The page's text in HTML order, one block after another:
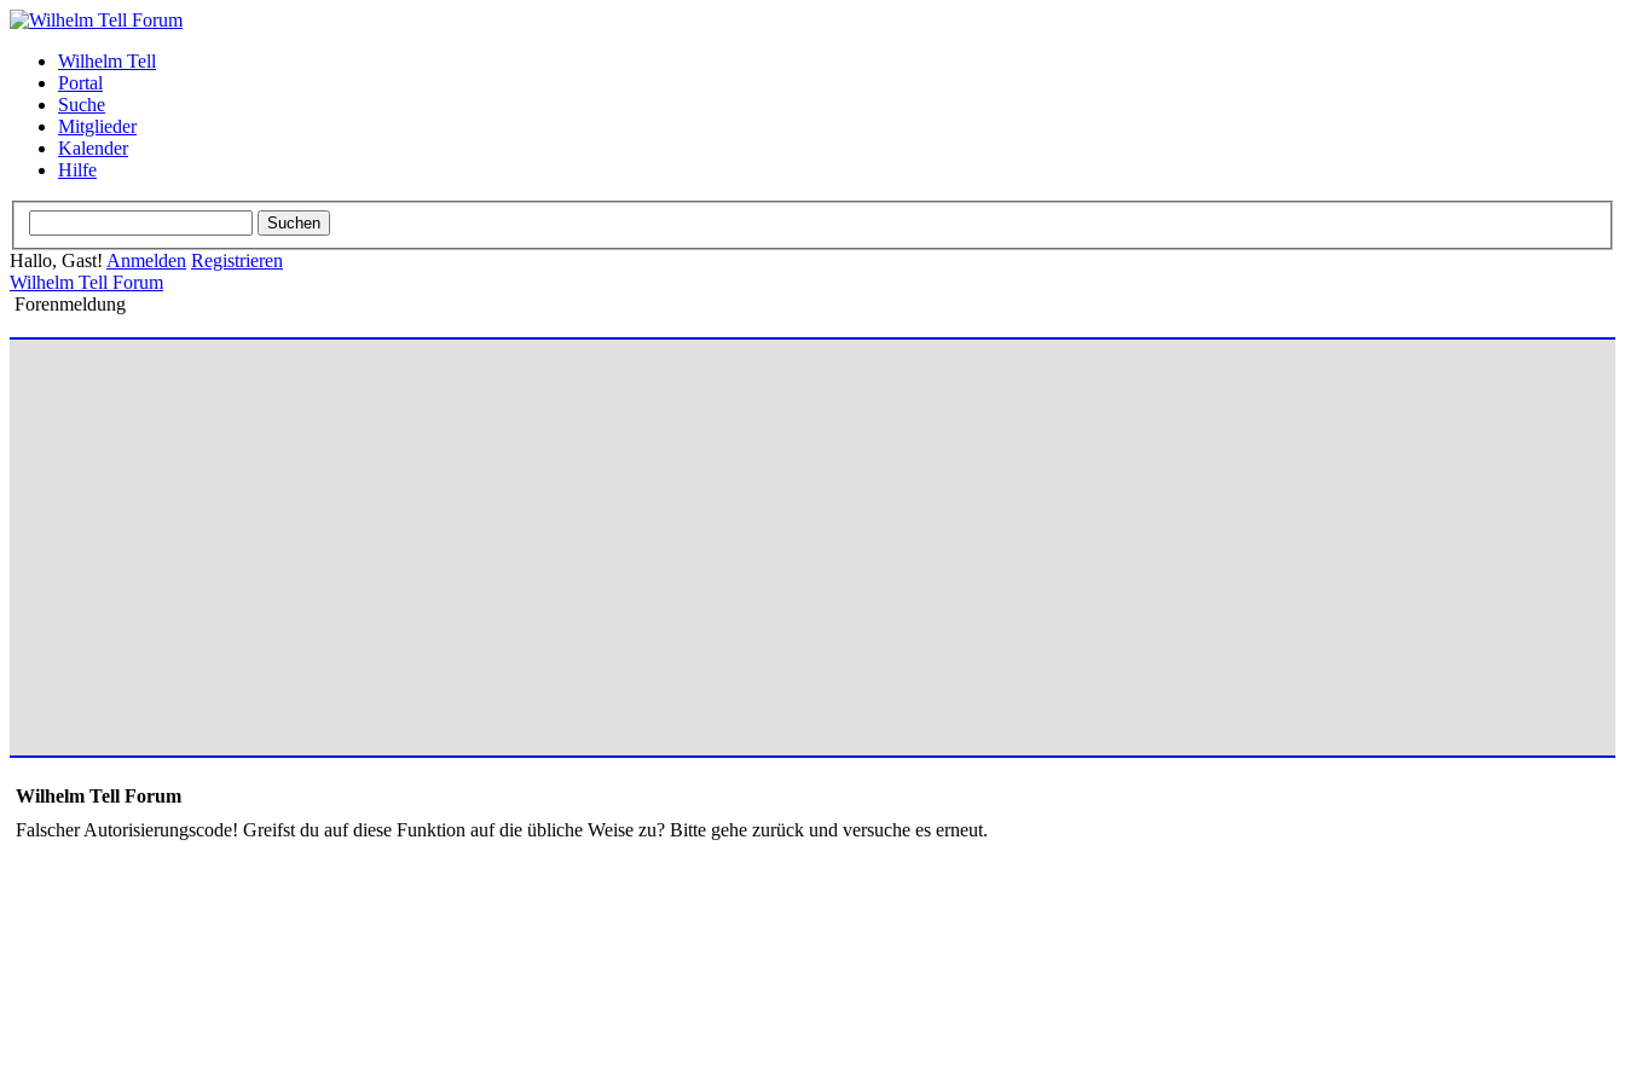
Wilhelm Tell
Portal
Suche
Mitglieder
Kalender
Hilfe
Hallo, Gast! Anmelden Registrieren
Wilhelm Tell Forum
Forenmeldung
Wilhelm Tell Forum
Falscher Autorisierungscode! Greifst du auf diese Funktion auf die übliche Weise zu? Bitte gehe zurück und versuche es erneut.